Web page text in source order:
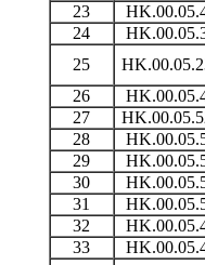
23
24
25
26
27
28
29
30
31
32
33